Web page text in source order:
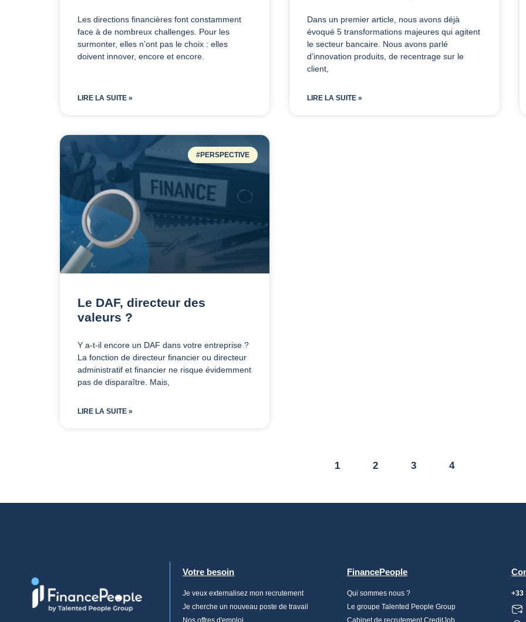
Les directions financières font constamment
face à de nombreux challenges. Pour les
surmonter, elles n’ont pas le choix : elles
doivent innover, encore et encore.
LIRE LA SUITE »
Dans un premier article, nous avons déjà
évoqué 5 transformations majeures qui agitent
le secteur bancaire. Nous avons parlé
d’innovation produits, de recentrage sur le
client,
LIRE LA SUITE »
#PERSPECTIVE
Le DAF, directeur des
valeurs ?
Y a-t-il encore un DAF dans votre entreprise ?
La fonction de directeur financier ou directeur
administratif et financier ne risque évidemment
pas de disparaître. Mais,
LIRE LA SUITE »
1 2 3 4
Votre besoin
Je veux externalisez mon recrutement
Je cherche un nouveau poste de travail
Nos offres d'emploi
FinancePeople
Qui sommes nous ?
Le groupe Talented People Group
Cabinet de recrutement CreditJob
+33